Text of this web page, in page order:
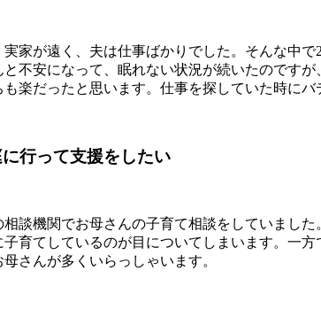
家が遠く、夫は仕事ばかりでした。そんな中
不安になって、眠れない状況が続いたのです
楽だったと思います。仕事を探していた時に
行って支援をしたい
談機関でお母さんの子育て相談をしていまし
育てしているのが目についてしまいます。一
さんが多くいらっしゃいます。